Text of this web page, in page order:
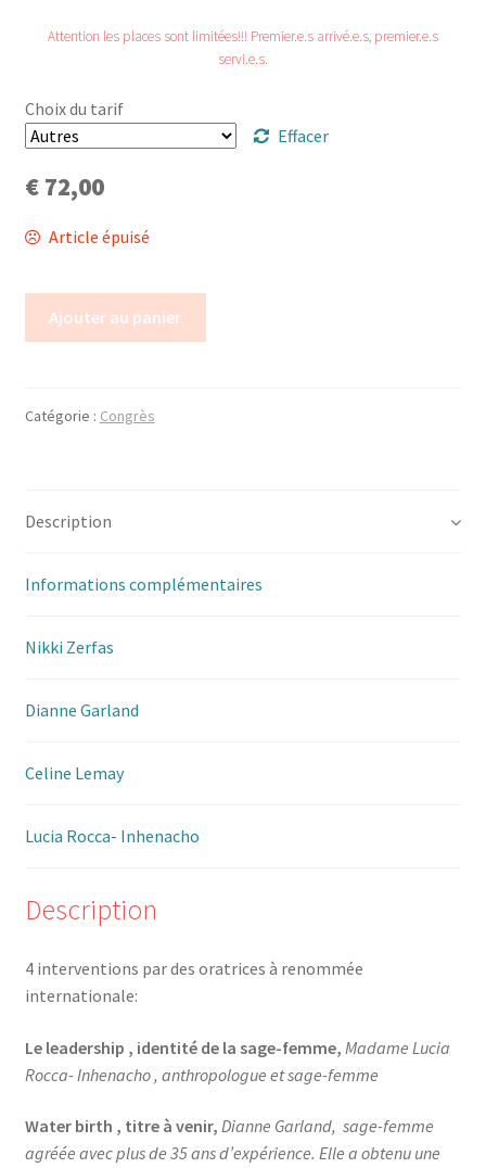
Trouver mon attestation
Attention les places sont limitées!!! Premier.e.s arrivé.e.s, premier.e.s
servi.e.s.
Choix du tarif
Effacer
€72,00
Article épuisé
Ajouter au panier
Catégorie : Congrès
Description
Informations complémentaires
Nikki Zerfas
Dianne Garland
Celine Lemay
Lucia Rocca- Inhenacho
Description
4 interventions par des oratrices à renommée
internationale:
Le leadership , identité de la sage-femme, Madame Lucia
Rocca- Inhenacho , anthropologue et sage-femme
Water birth , titre à venir, Dianne Garland, sage-femme
agréée avec plus de 35 ans d’expérience. Elle a obtenu une